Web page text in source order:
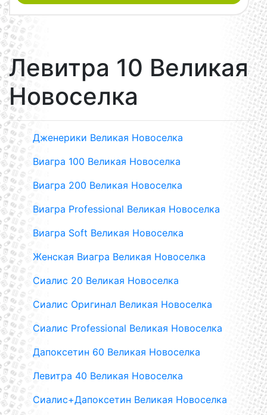
Левитра 10 Великая
Новоселка
Дженерики Великая Новоселка
Виагра 100 Великая Новоселка
Виагра 200 Великая Новоселка
Виагра Professional Великая Новоселка
Виагра Soft Великая Новоселка
Женская Виагра Великая Новоселка
Сиалис 20 Великая Новоселка
Сиалис Оригинал Великая Новоселка
Сиалис Professional Великая Новоселка
Дапоксетин 60 Великая Новоселка
Левитра 40 Великая Новоселка
Сиалис+Дапоксетин Великая Новоселка